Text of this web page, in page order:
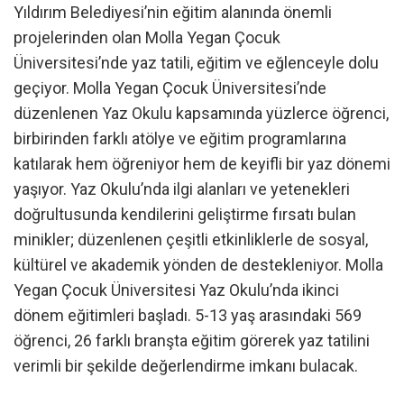
Yıldırım Belediyesi’nin eğitim alanında önemli
projelerinden olan Molla Yegan Çocuk
Üniversitesi’nde yaz tatili, eğitim ve eğlenceyle dolu
geçiyor. Molla Yegan Çocuk Üniversitesi’nde
düzenlenen Yaz Okulu kapsamında yüzlerce öğrenci,
birbirinden farklı atölye ve eğitim programlarına
katılarak hem öğreniyor hem de keyifli bir yaz dönemi
yaşıyor. Yaz Okulu’nda ilgi alanları ve yetenekleri
doğrultusunda kendilerini geliştirme fırsatı bulan
minikler; düzenlenen çeşitli etkinliklerle de sosyal,
kültürel ve akademik yönden de destekleniyor. Molla
Yegan Çocuk Üniversitesi Yaz Okulu’nda ikinci
dönem eğitimleri başladı. 5-13 yaş arasındaki 569
öğrenci, 26 farklı branşta eğitim görerek yaz tatilini
verimli bir şekilde değerlendirme imkanı bulacak.